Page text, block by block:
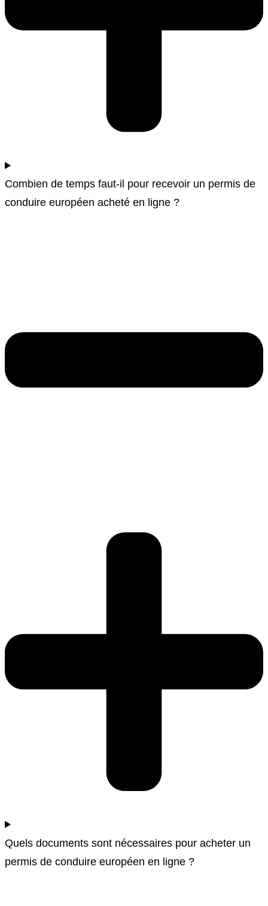
Combien de temps faut-il pour recevoir un permis de
conduire européen acheté en ligne ?
Quels documents sont nécessaires pour acheter un
permis de conduire européen en ligne ?